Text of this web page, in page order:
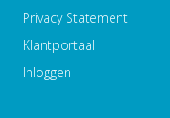
Privacy Statement
Klantportaal
Inloggen